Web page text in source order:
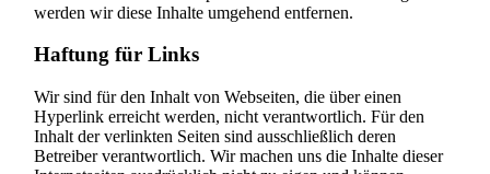
werden wir diese Inhalte umgehend entfernen.
Haftung für Links
Wir sind für den Inhalt von Webseiten, die über einen
Hyperlink erreicht werden, nicht verantwortlich. Für den
Inhalt der verlinkten Seiten sind ausschließlich deren
Betreiber verantwortlich. Wir machen uns die Inhalte dieser